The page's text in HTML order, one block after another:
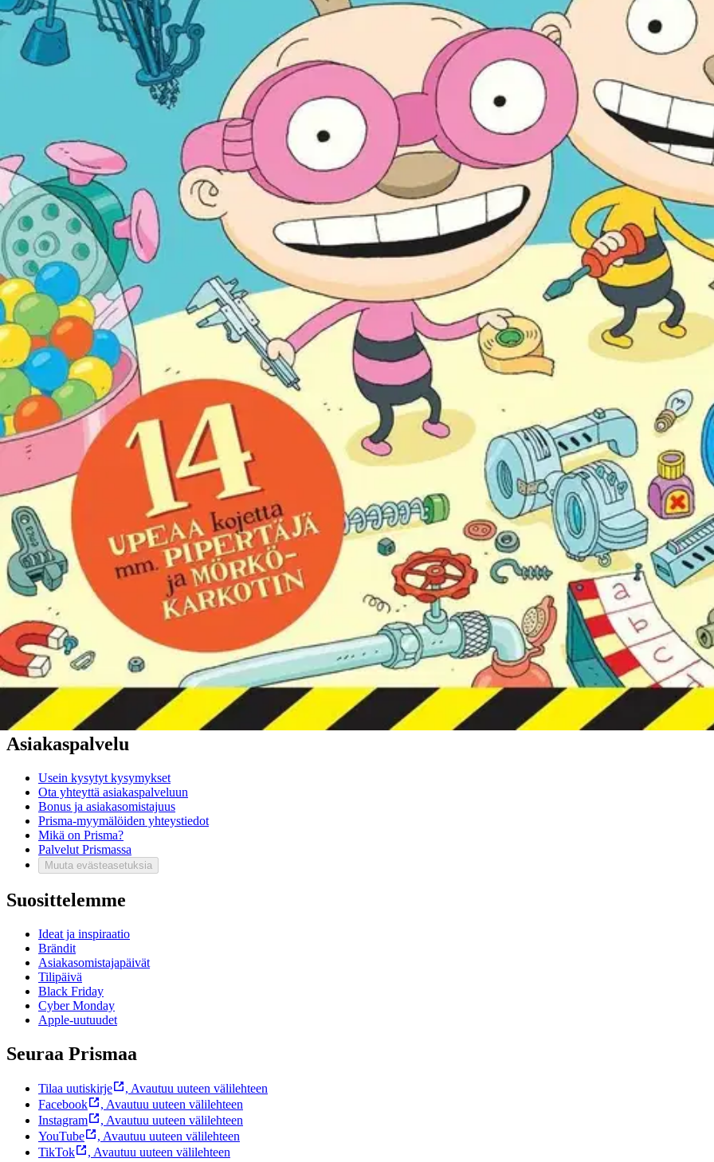
Tuotekuvaus
Hulvattomat Outolan pojat ilahduttavat kojeillaan niin lapsia kun insinööri-isiä! Vauhdikkaat veljekset Tatu ja Patu rakentavat neljätoista
lapsiperhe ei tule toimeen. Vai selviääkö joku ilman aamutoimiautomaattia, lätäköntekokonetta, inhokkiruokailmaisinta, jäätelöpallopeliä,
Patu Helsingissä ylsi Finlandia Junior -ehdokkaaksi 2003.
Kirjasta Tatu ja Patu päiväkodissa (2004) kirjoitettiin mm. näin: "Tatu ja Patu -
eliittiä. Yksityiskohtien runsaus, huumori ja onnistunut tyylittely takaavat loistavan lopputuloksen." - Kainuun Sanomat. "Jälleen
Keskisuomalainen.
Näytä lisää tuotekuvausta
Ominaisuudet
Oletko tyytyväinen tuotetietoihin?
Ovatko tuotetiedot riittävät? Jos tuotetiedoissa on puutteita tai niitä voisi muuten parantaa, anna palautetta.
Anna palautetta Avautuu uuteen välilehteen
Verkkokauppa
Ohjeet
Ensitilaajan pikaopas
Myymälänouto
Palautukset
Reklamaatio
Takuu ja huolto
Toimitustavat
Maksutavat
Asennuspalvelut
Tilaus- ja toimitusehdot
Käyttöehdot
Tietosuojakäytäntö
Saavutettavuus
Vastuullisuus
Sivukartta
Mitä pidät Prisma.fi-verkkokaupasta?
Asiakaspalvelu
Usein kysytyt kysymykset
Ota yhteyttä asiakaspalveluun
Bonus ja asiakasomistajuus
Prisma-myymälöiden yhteystiedot
Mikä on Prisma?
Palvelut Prismassa
Muuta evästeasetuksia
Suosittelemme
Ideat ja inspiraatio
Brändit
Asiakasomistajapäivät
Tilipäivä
Black Friday
Cyber Monday
Apple-uutuudet
Seuraa Prismaa
Tilaa uutiskirje , Avautuu uuteen välilehteen
Facebook
, Avautuu uuteen välilehteen
Instagram
, Avautuu uuteen välilehteen
YouTube
, Avautuu uuteen välilehteen
TikTok
, Avautuu uuteen välilehteen